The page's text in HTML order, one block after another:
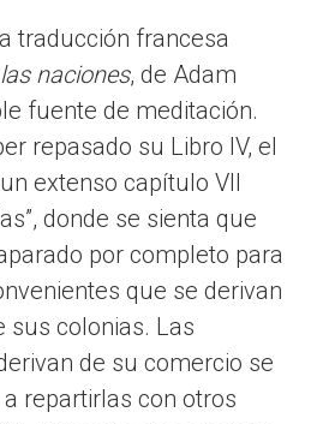
traducción francesa
naciones, de Adam
fuente de meditación.
repasado su Libro IV, el
extenso capítulo VII
donde se sienta que
por completo para
que se derivan
sus colonias. Las
de su comercio se
repartirlas con otros